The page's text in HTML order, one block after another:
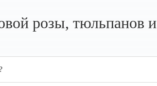
розы, тюльпанов и